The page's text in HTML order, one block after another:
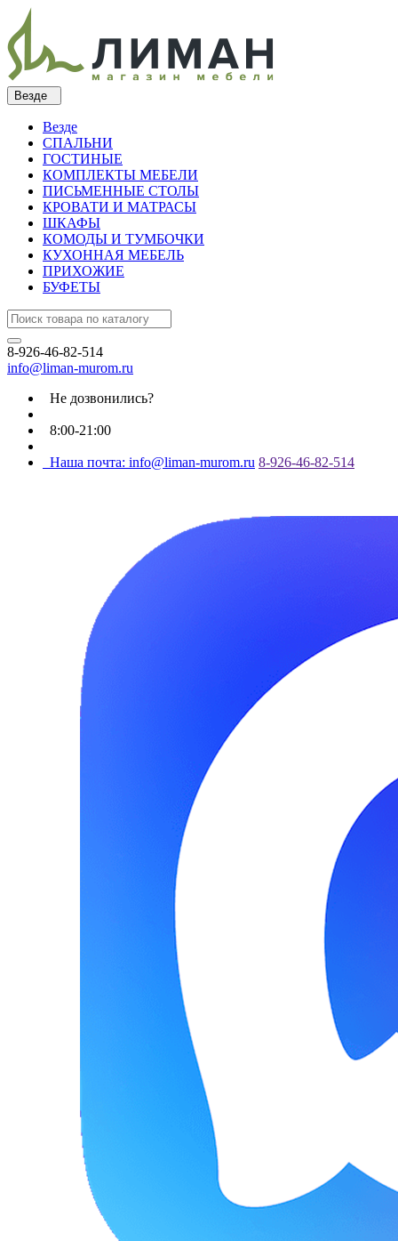
Везде
Везде
СПАЛЬНИ
ГОСТИНЫЕ
КОМПЛЕКТЫ МЕБЕЛИ
ПИСЬМЕННЫЕ СТОЛЫ
КРОВАТИ И МАТРАСЫ
ШКАФЫ
КОМОДЫ И ТУМБОЧКИ
КУХОННАЯ МЕБЕЛЬ
ПРИХОЖИЕ
БУФЕТЫ
8-926-46-82-514
info@liman-murom.ru
Не дозвонились?
8:00-21:00
Наша почта: info@liman-murom.ru 8-926-46-82-514